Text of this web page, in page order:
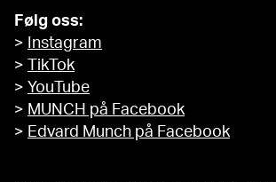
Følg oss:
>
Instagram
>
TikTok
> YouTube
> MUNCH på Facebook
> Edvard Munch på Facebook